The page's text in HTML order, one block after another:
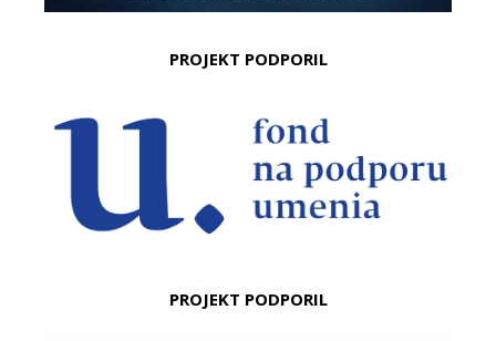
PROJEKT PODPORIL
PROJEKT PODPORIL